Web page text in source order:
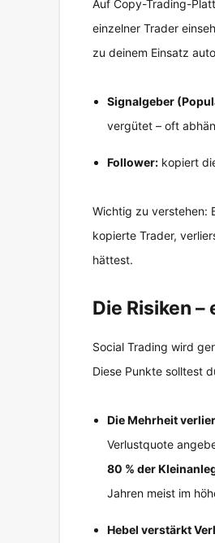
Auf Copy-Trading-
einzelner Trader
zu deinem Einsatz
Signalgeber
vergütet – oft
Follower: kopiert
Wichtig zu verstehen:
kopierte Trader,
hättest.
Die Risiken
Social Trading wird
Diese Punkte solltest
Die Mehrheit
Verlustquote
80 % der
Jahren meist im
Hebel verstärkt